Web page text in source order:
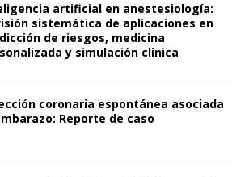
artificial en anestesiología:
sistemática de aplicaciones en
de riesgos, medicina
y simulación clínica
coronaria espontánea asociada
Reporte de caso